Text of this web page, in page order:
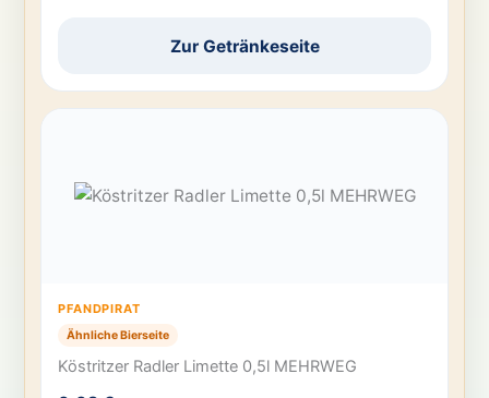
Zur Getränkeseite
PFANDPIRAT
Ähnliche Bierseite
Köstritzer Radler Limette 0,5l MEHRWEG